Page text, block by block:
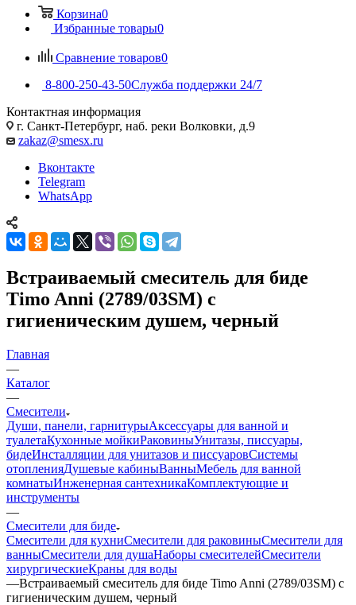
Корзина0
Избранные товары0
Сравнение товаров0
8-800-250-43-50Служба поддержки 24/7
Контактная информация
г. Санкт-Петербург, наб. реки Волковки, д.9
zakaz@smesx.ru
Вконтакте
Telegram
WhatsApp
Встраиваемый смеситель для биде
Timo Anni (2789/03SM) с
гигиеническим душем, черный
Главная
—
Каталог
—
Смесители
Души, панели, гарнитурыАксессуары для ванной и
туалетаКухонные мойкиРаковиныУнитазы, писсуары,
бидеИнсталляции для унитазов и писсуаровСистемы
отопленияДушевые кабиныВанныМебель для ванной
комнатыИнженерная сантехникаКомплектующие и
инструменты
—
Смесители для биде
Смесители для кухниСмесители для раковиныСмесители для
ванныСмесители для душаНаборы смесителейСмесители
хирургическиеКраны для воды
—Встраиваемый смеситель для биде Timo Anni (2789/03SM) с
гигиеническим душем, черный